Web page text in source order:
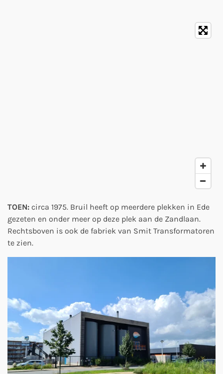
TOEN: circa 1975. Bruil heeft op meerdere plekken in Ede
gezeten en onder meer op deze plek aan de Zandlaan.
Rechtsboven is ook de fabriek van Smit Transformatoren
te zien.